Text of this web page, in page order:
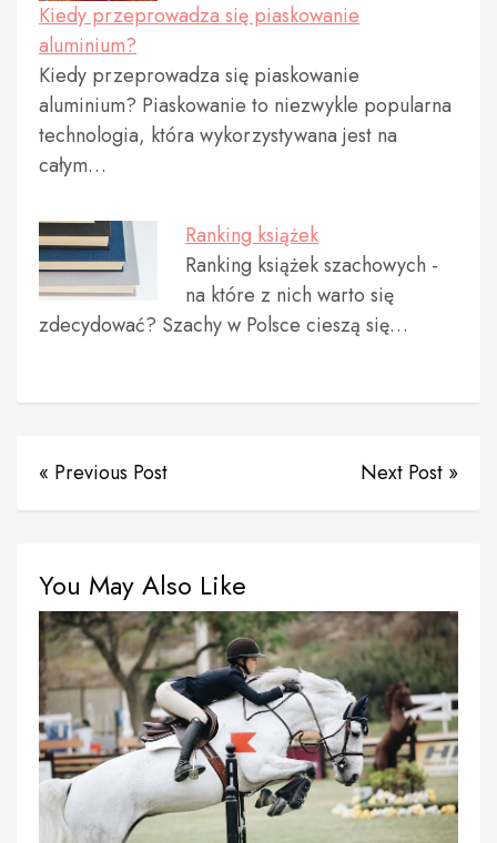
Kiedy przeprowadza się piaskowanie
aluminium?
Kiedy przeprowadza się piaskowanie
aluminium? Piaskowanie to niezwykle popularna
technologia, która wykorzystywana jest na
całym…
Ranking książek
Ranking książek szachowych -
na które z nich warto się
zdecydować? Szachy w Polsce cieszą się…
« Previous Post Next Post »
You May Also Like